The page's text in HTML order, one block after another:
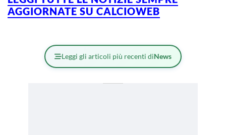
AGGIORNATE SU CALCIOWEB
Leggi gli articoli più recenti diNews